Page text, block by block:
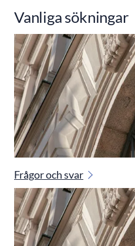
Vanliga sökningar
Frågor och svar